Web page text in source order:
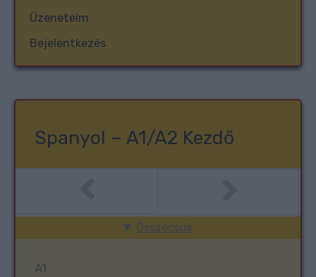
Üzeneteim
Bejelentkezés
Spanyol – A1/A2 Kezdő
Összecsuk
A1